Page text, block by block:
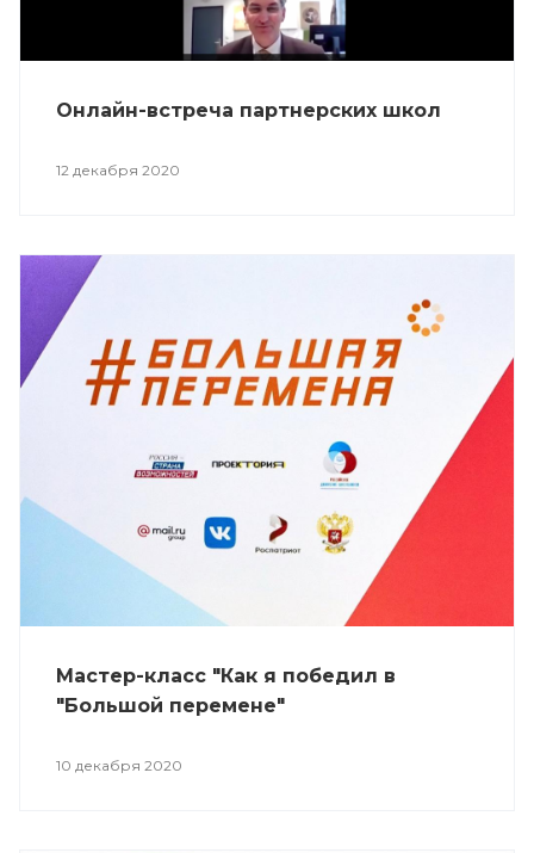
Онлайн-встреча партнерских школ
12 декабря 2020
Мастер-класс "Как я победил в
"Большой перемене"
10 декабря 2020